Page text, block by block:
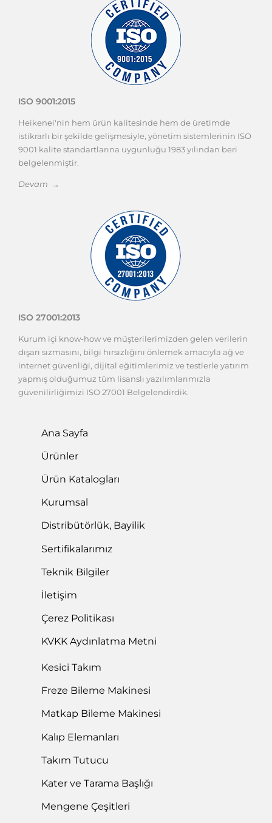
ISO 9001:2015
Heikenei'nin hem ürün kalitesinde hem de üretimde
istikrarlı bir şekilde gelişmesiyle, yönetim sistemlerinin ISO
9001 kalite standartlarına uygunluğu 1983 yılından beri
belgelenmiştir.
Devam →
ISO 27001:2013
Kurum içi know-how ve müşterilerimizden gelen verilerin
dışarı sızmasını, bilgi hırsızlığını önlemek amacıyla ağ ve
internet güvenliği, dijital eğitimlerimiz ve testlerle yatırım
yapmış olduğumuz tüm lisanslı yazılımlarımızla
güvenilirliğimizi ISO 27001 Belgelendirdik.
Ana Sayfa
Ürünler
Ürün Katalogları
Kurumsal
Distribütörlük, Bayilik
Sertifikalarımız
Teknik Bilgiler
İletişim
Çerez Politikası
KVKK Aydınlatma Metni
Kesici Takım
Freze Bileme Makinesi
Matkap Bileme Makinesi
Kalıp Elemanları
Takım Tutucu
Kater ve Tarama Başlığı
Mengene Çeşitleri